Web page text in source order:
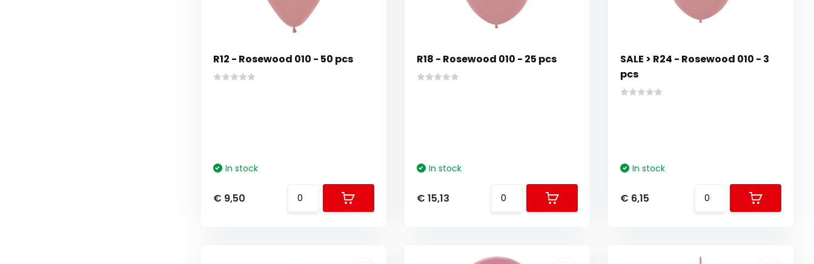
R12 - Rosewood 010 - 50 pcs
In stock
€ 9,50
R18 - Rosewood 010 - 25 pcs
In stock
€ 15,13
SALE > R24 - Rosewood 010 - 3
pcs
In stock
€ 6,15